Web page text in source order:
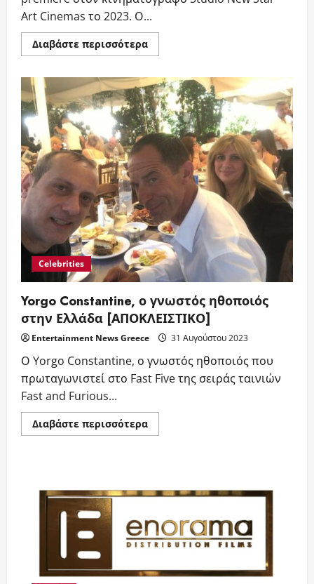
Art Cinemas το 2023. Ο...
Διαβάστε περισσότεραRead
more
δείπνο
του
βοσκού,
avant
premiere
για
την
διεθνή
πολυβραβευμένη
ταινία
[ΕΝΤΥΠΩΣΕΙΣ]
Celebrities
Yorgo Constantine, ο γνωστός ηθοποιός
στην Ελλάδα [ΑΠΟΚΛΕΙΣΤΙΚΟ]
Entertainment News Greece 31 Αυγούστου 2023
Ο Yorgo Constantine, ο γνωστός ηθοποιός που
πρωταγωνιστεί στο Fast Five της σειράς ταινιών
Fast and Furious...
Διαβάστε περισσότεραRead
more
ηθοποιός
στην
[ΑΠΟΚΛΕΙΣΤΙΚΟ]